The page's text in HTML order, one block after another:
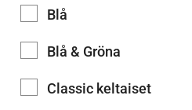
Blå
Blå & Gröna
Classic keltaiset